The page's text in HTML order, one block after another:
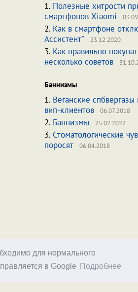
для нормального
в Google
Подробнее
1. Полезные хитрости
смартфонов Xiaomi
2. Как в смартфоне
Ассистент"
23.12.2020
3. Как правильно
несколько советов
Баннизмы
1. Веганские
вип-клиентов
06.07.2018
2. Баннизмы 25.02.2022
3. Стоматологические
поросят
06.04.2018